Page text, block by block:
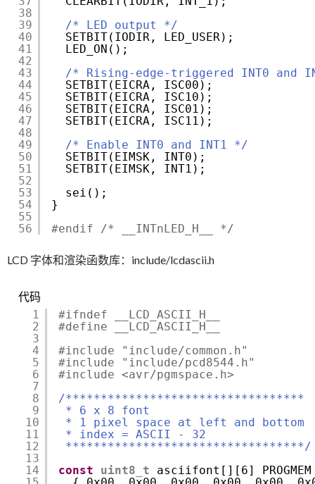
38
39
40
41
42
43
44
45
46
47
48
49
50
51
52
53
54
55
56
/* LED output */
SETBIT(IODIR, LED_USER);
LED_ON();
/* Rising-edge-triggered INT0 and
SETBIT(EICRA, ISC00);
SETBIT(EICRA, ISC10);
SETBIT(EICRA, ISC01);
SETBIT(EICRA, ISC11);
/* Enable INT0 and INT1 */
SETBIT(EIMSK, INT0);
SETBIT(EIMSK, INT1);
sei();
}
#endif /* __INTnLED_H__ */
LCD 字体和渲染函数库：include/lcdascii.h
代码
1
2
3
4
5
6
7
8
9
10
11
12
13
14
#ifndef __LCD_ASCII_H__
#define __LCD_ASCII_H__
#include "include/common.h"
#include "include/pcd8544.h"
#include <avr/pgmspace.h>
/**********************************
* 6 x 8 font
* 1 pixel space at left and bottom
* index = ASCII - 32
**********************************/
const
uint8_t
asciifont[][6]